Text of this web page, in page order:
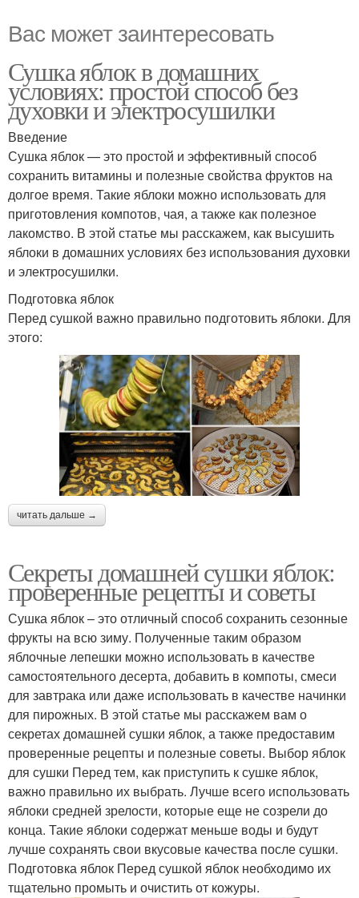
Вас может заинтересовать
Сушка яблок в домашних
условиях: простой способ без
духовки и электросушилки
Введение
Сушка яблок — это простой и эффективный способ
сохранить витамины и полезные свойства фруктов на
долгое время. Такие яблоки можно использовать для
приготовления компотов, чая, а также как полезное
лакомство. В этой статье мы расскажем, как высушить
яблоки в домашних условиях без использования духовки
и электросушилки.
Подготовка яблок
Перед сушкой важно правильно подготовить яблоки. Для
этого:
читать дальше →
Секреты домашней сушки яблок:
проверенные рецепты и советы
Сушка яблок – это отличный способ сохранить сезонные
фрукты на всю зиму. Полученные таким образом
яблочные лепешки можно использовать в качестве
самостоятельного десерта, добавить в компоты, смеси
для завтрака или даже использовать в качестве начинки
для пирожных. В этой статье мы расскажем вам о
секретах домашней сушки яблок, а также предоставим
проверенные рецепты и полезные советы. Выбор яблок
для сушки Перед тем, как приступить к сушке яблок,
важно правильно их выбрать. Лучше всего использовать
яблоки средней зрелости, которые еще не созрели до
конца. Такие яблоки содержат меньше воды и будут
лучше сохранять свои вкусовые качества после сушки.
Подготовка яблок Перед сушкой яблок необходимо их
тщательно промыть и очистить от кожуры.